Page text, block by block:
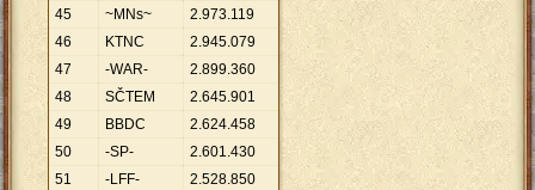
45
~MNs~ 2.973.119
46
KTNC 2.945.079
47
-WAR- 2.899.360
48
SČTEM 2.645.901
49
BBDC 2.624.458
50
-SP- 2.601.430
51
-LFF- 2.528.850